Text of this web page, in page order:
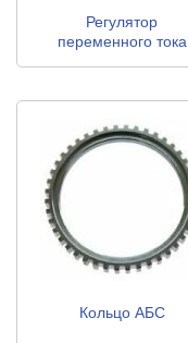
Регулятор
переменного тока
Кольцо АБС